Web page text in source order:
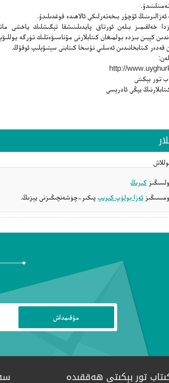
خەلقىمىز بىلەن ئورتاق پايدىلىنىشقا تېگىشلىك ياخشى
كېيىن بىزدە بولمىغان كىتابلارنى مۇناسىۋەتلىك تۈرگە
http://
تور بېكىتى
يېڭى ئادرېسى
كىرىڭ
ئەزا بولۇپ كىرىپ پىكىر-چۈشەنچىڭىزنى يېزىڭ.
تور بېكىتى ھەققىدە